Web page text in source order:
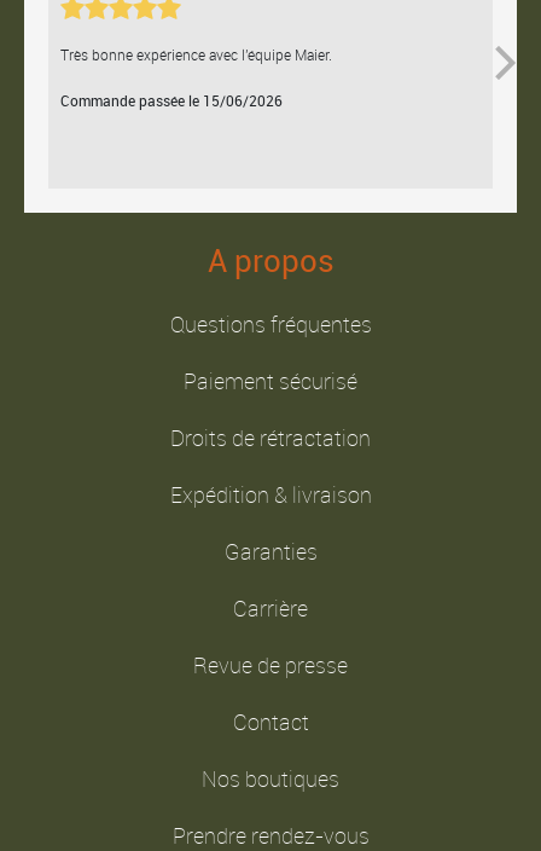
Très bonne expérience avec l'équipe Maier.
Commande passée le 15/06/2026
A propos
Questions fréquentes
Paiement sécurisé
Droits de rétractation
Expédition & livraison
Garanties
Carrière
Revue de presse
Contact
Nos boutiques
Prendre rendez-vous